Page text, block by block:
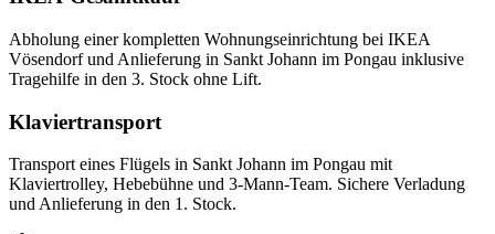
Abholung einer kompletten Wohnungseinrichtung bei IKEA
Vösendorf und Anlieferung in Sankt Johann im Pongau inklusive
Tragehilfe in den 3. Stock ohne Lift.
Klaviertransport
Transport eines Flügels in Sankt Johann im Pongau mit
Klaviertrolley, Hebebühne und 3-Mann-Team. Sichere Verladung
und Anlieferung in den 1. Stock.